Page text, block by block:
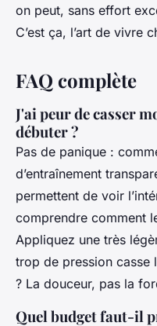
on peut, sans effort
C’est ça, l’art de vivre
FAQ complète
J'ai peur de casser
débuter ?
Pas de panique :
d’entraînement
permettent de voir
comprendre comment
Appliquez une très
trop de pression casse
? La douceur, pas la
Quel budget faut-il